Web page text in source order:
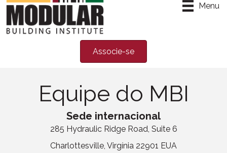
Menu
Associe-se
Equipe do MBI
Sede internacional
285 Hydraulic Ridge Road, Suite 6
Charlottesville, Virgínia 22901 EUA